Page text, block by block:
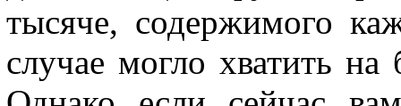
тысяче, содержимого
случае могло хватить